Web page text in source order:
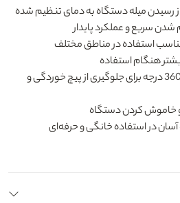
رسیدن میله دستگاه به دمای تنظیم شده
دارای سیم با قابلیت چرخش 360 درجه برای جلوگیری از پیچ خوردگی و
و خاموش کردن دستگاه
آسان در استفاده خانگی و حرفه‌ای